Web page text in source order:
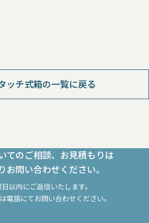
ッチ式箱の一覧に戻る
てのご相談、お見積もりは
お問い合わせください。
以内にご返信いたします。
電話にてお問い合わせください。